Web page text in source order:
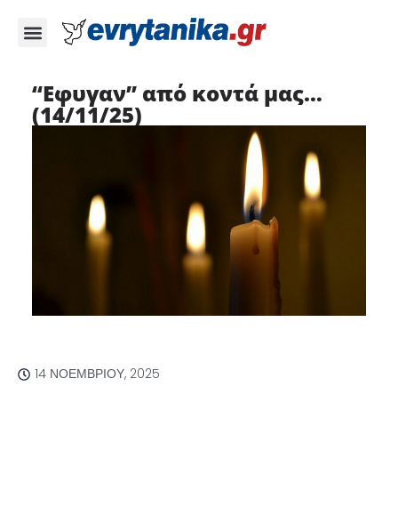
“Εφυγαν” από κοντά μας…
(14/11/25)
14 ΝΟΕΜΒΡΊΟΥ, 2025